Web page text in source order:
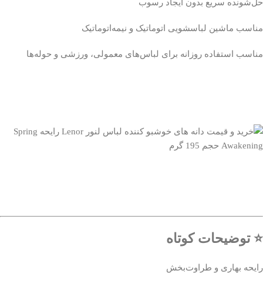
حل‌شونده سریع بدون ایجاد رسوب
مناسب ماشین لباسشویی اتوماتیک و نیمه‌اتوماتیک
مناسب استفاده روزانه برای لباس‌های معمولی، ورزشی و حوله‌ها
⭐ توضیحات کوتاه
رایحه بهاری و طراوت‌بخش